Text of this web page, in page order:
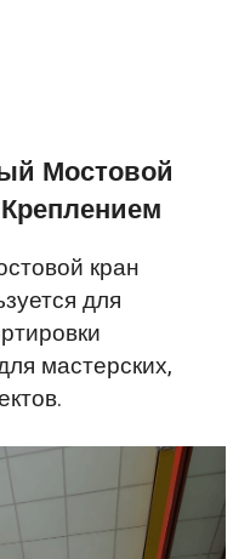
Мостовой
кран
для
мастерских,